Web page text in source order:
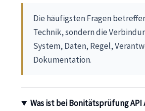
Die häufigsten Fragen
Technik, sondern die
System, Daten, Regel,
Dokumentation.
Was ist bei Bonitätsprüfung